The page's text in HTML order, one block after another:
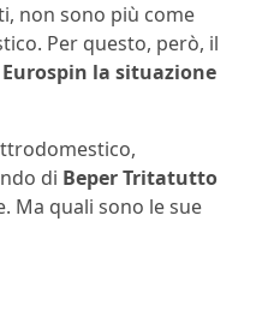
non sono più come
Per questo, però, il
la situazione
di Beper Tritatutto
Ma quali sono le sue